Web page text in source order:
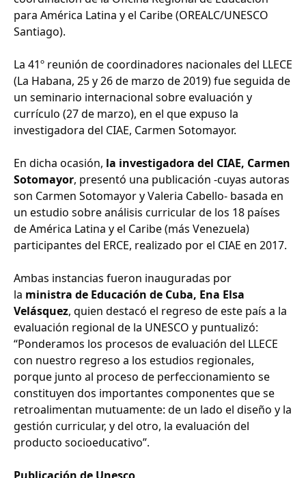
para América Latina y el Caribe (OREALC/UNESCO
Santiago).
La 41º reunión de coordinadores nacionales del LLECE
(La Habana, 25 y 26 de marzo de 2019) fue seguida de
un seminario internacional sobre evaluación y
currículo (27 de marzo), en el que expuso la
investigadora del CIAE, Carmen Sotomayor.
En dicha ocasión, la investigadora del CIAE, Carmen
Sotomayor, presentó una publicación -cuyas autoras
son Carmen Sotomayor y Valeria Cabello- basada en
un estudio sobre análisis curricular de los 18 países
de América Latina y el Caribe (más Venezuela)
participantes del ERCE, realizado por el CIAE en 2017.
Ambas instancias fueron inauguradas por
la ministra de Educación de Cuba, Ena Elsa
Velásquez, quien destacó el regreso de este país a la
evaluación regional de la UNESCO y puntualizó:
“Ponderamos los procesos de evaluación del LLECE
con nuestro regreso a los estudios regionales,
porque junto al proceso de perfeccionamiento se
constituyen dos importantes componentes que se
retroalimentan mutuamente: de un lado el diseño y la
gestión curricular, y del otro, la evaluación del
producto socioeducativo”.